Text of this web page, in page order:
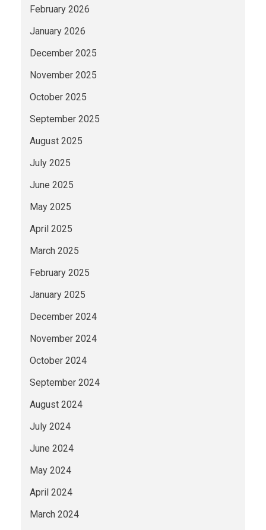
February 2026
January 2026
December 2025
November 2025
October 2025
September 2025
August 2025
July 2025
June 2025
May 2025
April 2025
March 2025
February 2025
January 2025
December 2024
November 2024
October 2024
September 2024
August 2024
July 2024
June 2024
May 2024
April 2024
March 2024